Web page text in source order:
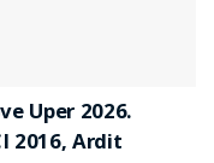
Uper 2026.
2016, Ardit